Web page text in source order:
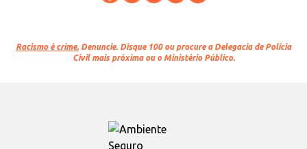
Racismo é crime. Denuncie. Disque 100 ou procure a Delegacia de Polícia
Civil mais próxima ou o Ministério Público.